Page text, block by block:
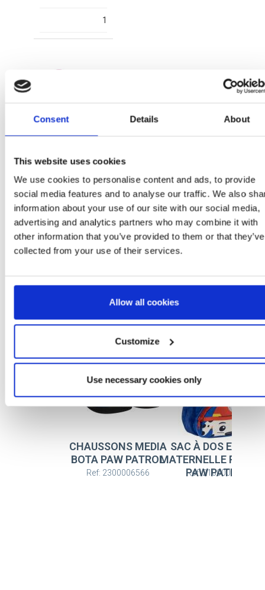
Consent Details About
This website uses cookies
We use cookies to personalise content and ads, to provide
social media features and to analyse our traffic. We also
information about your use of our site with our social media,
advertising and analytics partners who may combine it with
other information that you’ve provided to them or that they’ve
collected from your use of their services.
Allow all cookies
Customize
Use necessary cookies only
1
PINK
8445484432930
1
Plus d'articles PAW PATROL
CHAUSSONS MEDIA
BOTA PAW PATROL
Ref: 2300006566
SAC À DOS
MATERNELLE
PAW PATROL
Ref: 2100005832